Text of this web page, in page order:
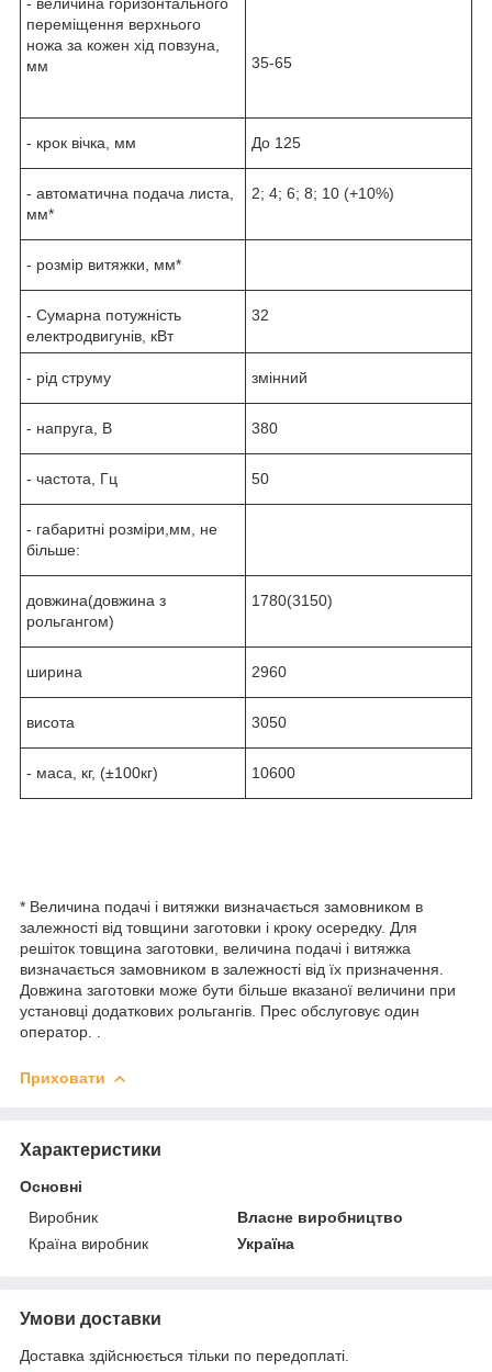
переміщення верхнього
ножа за кожен хід повзуна,
мм
35-65
- крок вічка, мм До 125
- автоматична подача листа,
мм*
2; 4; 6; 8; 10 (+10%)
- розмір витяжки, мм*
- Сумарна потужність
електродвигунів, кВт
32
- рід струму змінний
- напруга, В 380
- частота, Гц 50
- габаритні розміри,мм, не
більше:
довжина(довжина з
рольгангом)
1780(3150)
ширина 2960
висота 3050
- маса, кг, (±100кг) 10600
* Величина подачі і витяжки визначається замовником в
залежності від товщини заготовки і кроку осередку. Для
решіток товщина заготовки, величина подачі і витяжка
визначається замовником в залежності від їх призначення.
Довжина заготовки може бути більше вказаної величини при
установці додаткових рольгангів. Прес обслуговує один
оператор. .
Приховати
Характеристики
Основні
Виробник
Власне виробництво
Країна виробник
Україна
Умови доставки
Доставка здійснюється тільки по передоплаті.